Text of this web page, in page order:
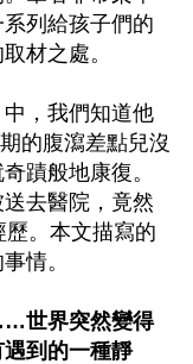
列給孩子們的
材之處。
，我們知道他
的腹瀉差點兒沒
蹟般地康復。
去醫院，竟然
。本文描寫的
情。
世界突然變得
到的一種靜